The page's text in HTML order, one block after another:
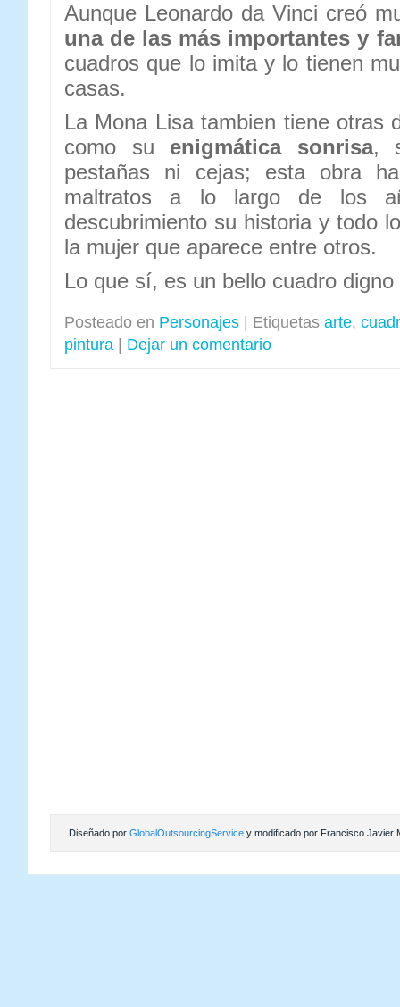
Aunque Leonardo da Vinci creó
una de las más importantes y
cuadros que lo imita y lo tienen
casas.
La Mona Lisa tambien tiene otras
como su enigmática sonrisa,
pestañas ni cejas; esta obra
maltratos a lo largo de los
descubrimiento su historia y todo
la mujer que aparece entre otros.
Lo que sí, es un bello cuadro
Posteado en Personajes Etiquetas arte,
pintura
Dejar un comentario
Diseñado por GlobalOutsourcingService y modificado por Francisco Javier